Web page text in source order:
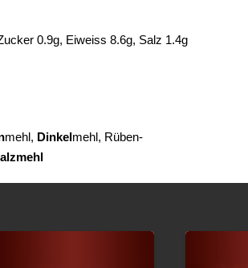
0.9g, Eiweiss 8.6g, Salz 1.4g
­mehl, Dinkel­mehl, Rüben­